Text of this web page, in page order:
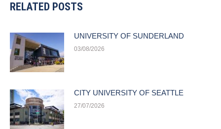
RELATED POSTS
UNIVERSITY OF SUNDERLAND
03/08/2026
CITY UNIVERSITY OF SEATTLE
27/07/2026